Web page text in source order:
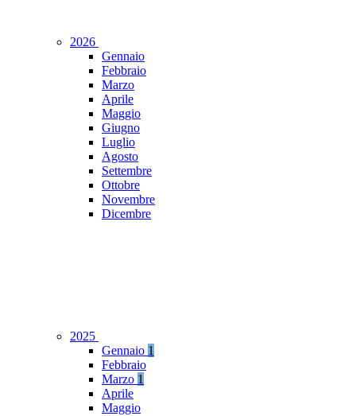
2026
Gennaio
Febbraio
Marzo
Aprile
Maggio
Giugno
Luglio
Agosto
Settembre
Ottobre
Novembre
Dicembre
2025
Gennaio 1
Febbraio
Marzo 1
Aprile
Maggio